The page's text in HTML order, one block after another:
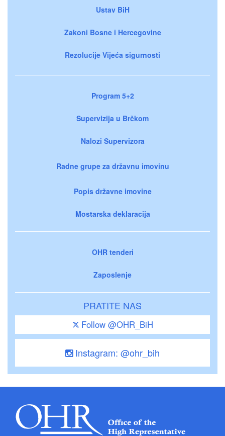
Ustav BiH
Zakoni Bosne i Hercegovine
Rezolucije Vijeća sigurnosti
Program 5+2
Supervizija u Brčkom
Nalozi Supervizora
Radne grupe za državnu imovinu
Popis državne imovine
Mostarska deklaracija
OHR tenderi
Zaposlenje
PRATITE NAS
Follow @OHR_BiH
Instagram: @ohr_bih